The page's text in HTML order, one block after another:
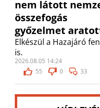
nem látott
összefogás
győzelmet
Elkészül a Hazajáró
is.
2026.08.05 14:24
55
0 33